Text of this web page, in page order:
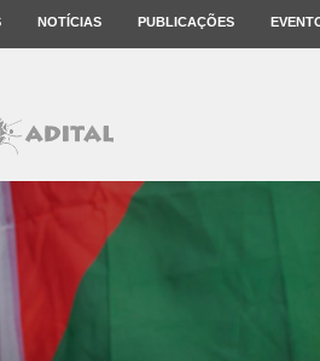
NOTÍCIAS PUBLICAÇÕES